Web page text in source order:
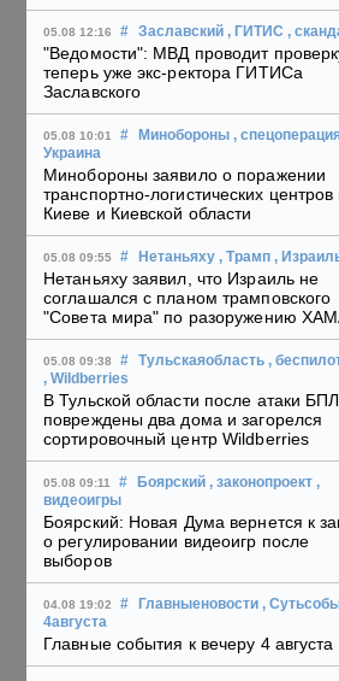
05.08 12:16 # Заславский , ГИТИС ,
"Ведомости": МВД проводит
теперь уже экс-ректора ГИТИСа
Заславского
05.08 10:01 # Минобороны ,
Украина
Минобороны заявило о поражении
транспортно-логистических центров
Киеве и Киевской области
05.08 09:55 # Нетаньяху , Трамп ,
Нетаньяху заявил, что Израиль не
соглашался с планом трамповского
"Совета мира" по разоружению
05.08 09:38 # Тульскаяобласть ,
, Wildberries
В Тульской области после атаки
повреждены два дома и загорелся
сортировочный центр Wildberries
05.08 09:11 # Боярский , законопроект ,
видеоигры
Боярский: Новая Дума вернется к
о регулировании видеоигр после
выборов
04.08 19:02 # Главныеновости ,
4августа
Главные события к вечеру 4 августа